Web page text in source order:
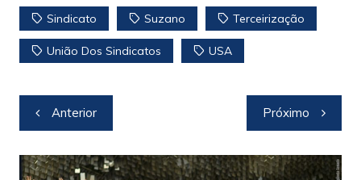
Sindicato Suzano Terceirização
União Dos Sindicatos USA
Navegação
de
Post
Anterior Próximo